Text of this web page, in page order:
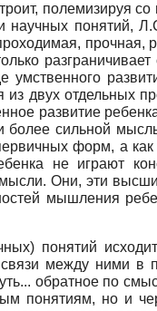
полемизируя
понятий,
прочная,
двух отдельных
развитие
более сильной
форм, а
не играют
Они, эти
мышления
понятий
между ними в
обратное по
понятиям, но и